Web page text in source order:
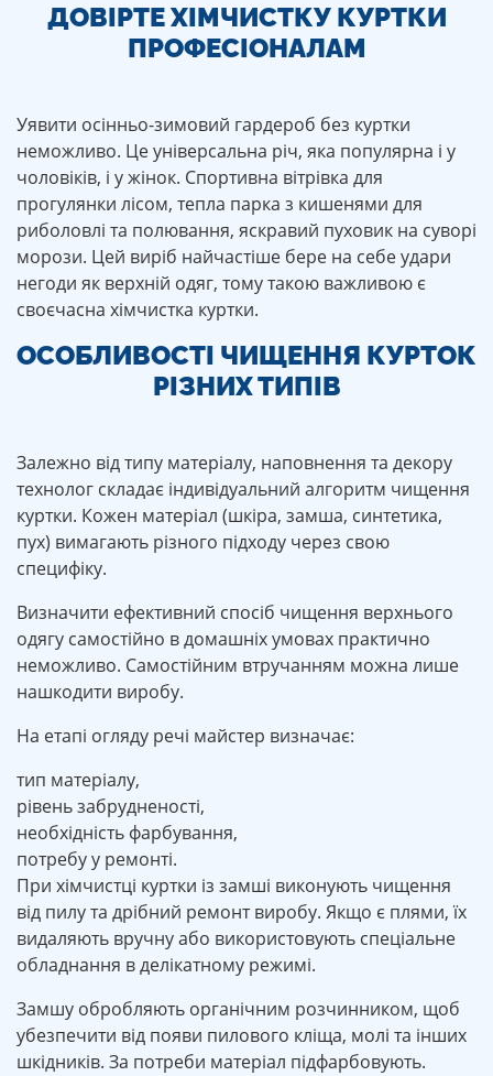
ДОВІРТЕ ХІМЧИСТКУ КУРТКИ
ПРОФЕСІОНАЛАМ
Уявити осінньо-зимовий гардероб без куртки
неможливо. Це універсальна річ, яка популярна і у
чоловіків, і у жінок. Спортивна вітрівка для
прогулянки лісом, тепла парка з кишенями для
риболовлі та полювання, яскравий пуховик на суворі
морози. Цей виріб найчастіше бере на себе удари
негоди як верхній одяг, тому такою важливою є
своєчасна хімчистка куртки.
ОСОБЛИВОСТІ ЧИЩЕННЯ КУРТОК
РІЗНИХ ТИПІВ
Залежно від типу матеріалу, наповнення та декору
технолог складає індивідуальний алгоритм чищення
куртки. Кожен матеріал (шкіра, замша, синтетика,
пух) вимагають різного підходу через свою
специфіку.
Визначити ефективний спосіб чищення верхнього
одягу самостійно в домашніх умовах практично
неможливо. Самостійним втручанням можна лише
нашкодити виробу.
На етапі огляду речі майстер визначає:
тип матеріалу,
рівень забрудненості,
необхідність фарбування,
потребу у ремонті.
При хімчистці куртки із замші виконують чищення
від пилу та дрібний ремонт виробу. Якщо є плями, їх
видаляють вручну або використовують спеціальне
обладнання в делікатному режимі.
Замшу обробляють органічним розчинником, щоб
убезпечити від появи пилового кліща, молі та інших
шкідників. За потреби матеріал підфарбовують.